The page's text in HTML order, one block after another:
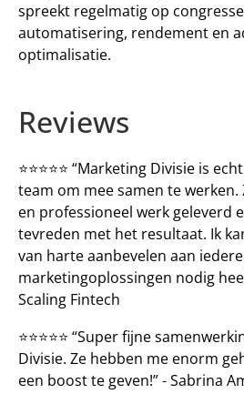
spreekt regelmatig op
automatisering, rendement en
optimalisatie.
Reviews
⭐️⭐️⭐️⭐️⭐️ “Marketing Divisie is
team om mee samen te
en professioneel werk geleverd
tevreden met het resultaat. Ik
van harte aanbevelen aan
marketingoplossingen nodig
Scaling Fintech
⭐️⭐️⭐️⭐️⭐️ “Super fijne
Divisie. Ze hebben me enorm
een boost te geven!” - Sabrina